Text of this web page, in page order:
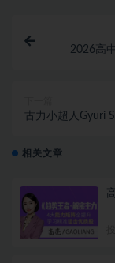
2026高
古力小超人Gyuri
相关文章